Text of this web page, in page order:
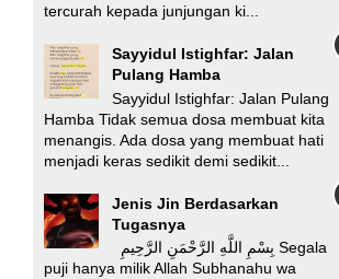
tercurah kepada junjungan ki...
Sayyidul Istighfar: Jalan
Pulang Hamba
Sayyidul Istighfar: Jalan Pulang
Hamba Tidak semua dosa membuat kita
menangis. Ada dosa yang membuat hati
menjadi keras sedikit demi sedikit...
Jenis Jin Berdasarkan
Tugasnya
puji hanya milik Allah Subhanahu wa